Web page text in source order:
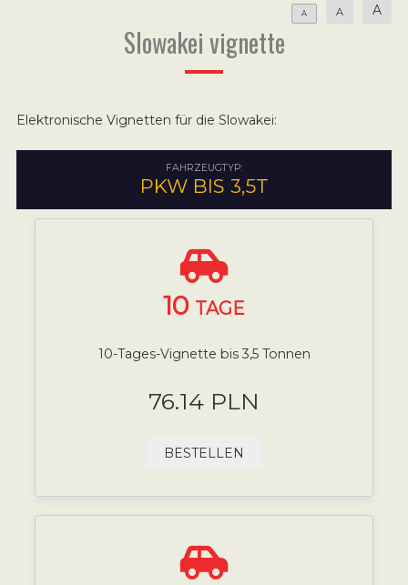
A A A
Slowakei vignette
Elektronische Vignetten für die Slowakei:
FAHRZEUGTYP:
PKW BIS 3,5T
10 TAGE
10-Tages-Vignette bis 3,5 Tonnen
76.14 PLN
BESTELLEN